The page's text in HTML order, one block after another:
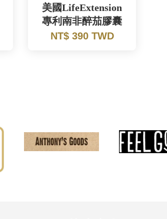
美國LifeExtension
專利南非醉茄膠囊
NT$ 390 TWD